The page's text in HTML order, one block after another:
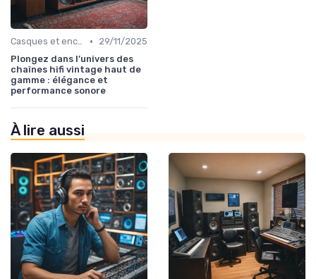
Casques et enceintes de monitoring •
29/11/2025
Plongez dans l’univers des
chaînes hifi vintage haut de
gamme : élégance et
performance sonore
À lire aussi